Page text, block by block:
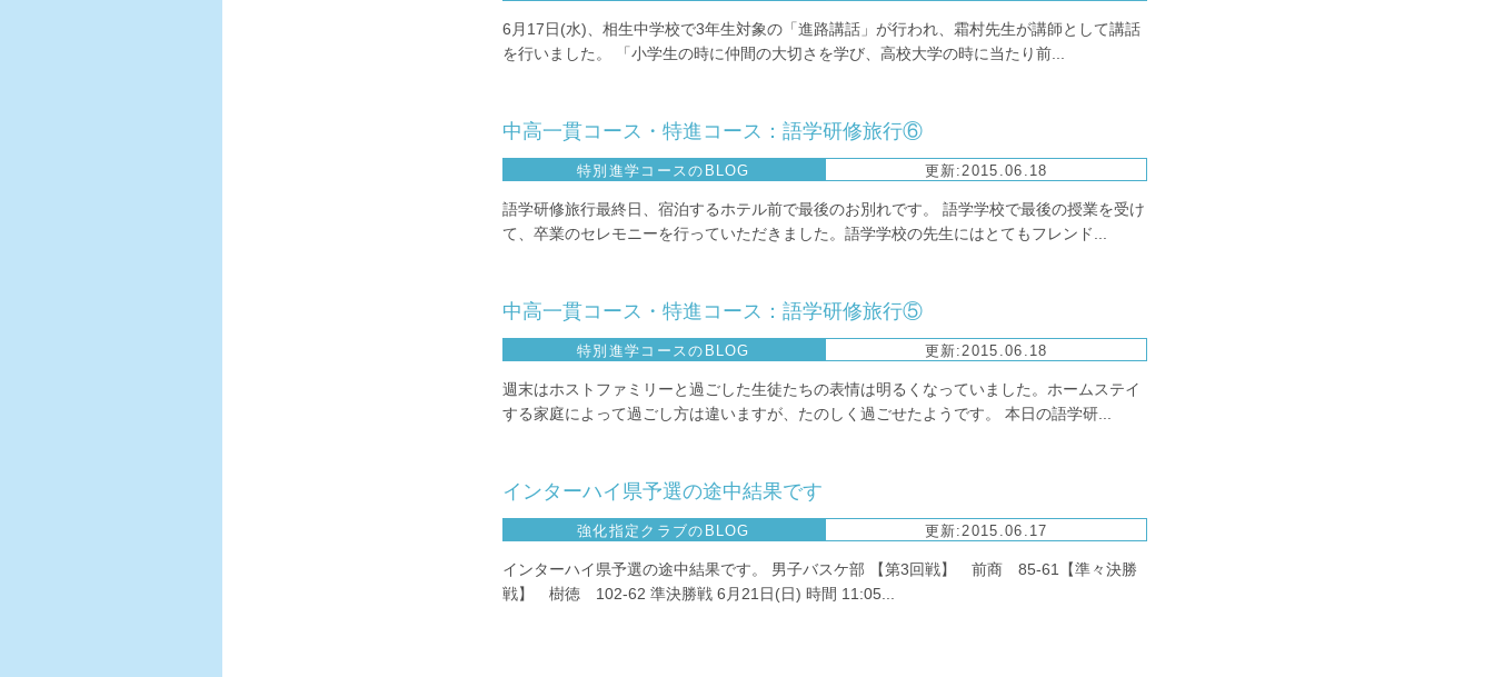
6月17日(水)、相生中学校で3年生対象の「進路講話」が行われ、霜村先生が講師として講話
を行いました。 「小学生の時に仲間の大切さを学び、高校大学の時に当たり前...
中高一貫コース・特進コース：語学研修旅行⑥
特別進学コースのBLOG 更新:2015.06.18
語学研修旅行最終日、宿泊するホテル前で最後のお別れです。 語学学校で最後の授業を受け
て、卒業のセレモニーを行っていただきました。語学学校の先生にはとてもフレンド...
中高一貫コース・特進コース：語学研修旅行⑤
特別進学コースのBLOG 更新:2015.06.18
週末はホストファミリーと過ごした生徒たちの表情は明るくなっていました。ホームステイ
する家庭によって過ごし方は違いますが、たのしく過ごせたようです。 本日の語学研...
インターハイ県予選の途中結果です
強化指定クラブのBLOG 更新:2015.06.17
インターハイ県予選の途中結果です。 男子バスケ部 【第3回戦】 前商 85-61【準々決勝
戦】 樹徳 102-62 準決勝戦 6月21日(日) 時間 11:05...